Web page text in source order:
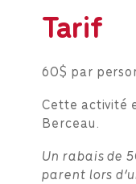
Tarif
60$ par
Cette activité
Berceau.
Un rabais de
parent lors